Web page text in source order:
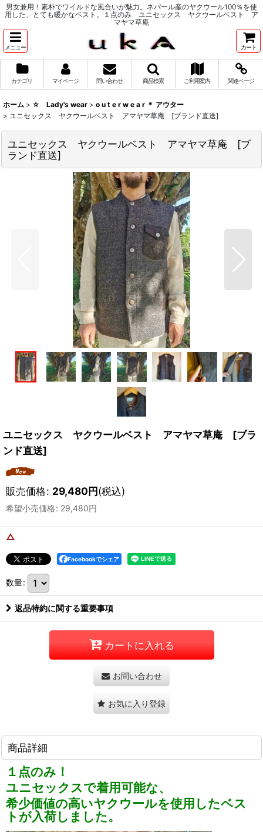
男女兼用！素朴でワイルドな風合いが魅力。ネパール産のヤクウール100％を使
用した、とても暖かなベスト。１点のみ ユニセックス ヤクウールベスト ア
マヤマ草庵
メニュー カート
カテゴリ マイページ 問い合わせ 商品検索 ご利用案内 関連ページ
ホーム > ☆ Lady's wear > o u t e r w e a r ＊ アウター
> ユニセックス ヤクウールベスト アマヤマ草庵 [ブランド直送]
ユニセックス ヤクウールベスト アマヤマ草庵 [ブ
ランド直送]
ユニセックス ヤクウールベスト アマヤマ草庵 [ブラ
ンド直送]
販売価格: 29,480円(税込)
希望小売価格: 29,480円
△
Facebookでシェア
数量:
返品特約に関する重要事項
カートに入れる
お問い合わせ
お気に入り登録
商品詳細
１点のみ！
ユニセックスで着用可能な、
希少価値の高いヤクウールを使用したベス
トが入荷しました。